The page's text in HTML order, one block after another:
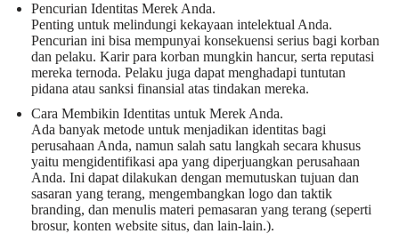
Pencurian Identitas Merek Anda.
Penting untuk melindungi kekayaan intelektual Anda.
Pencurian ini bisa mempunyai konsekuensi serius bagi korban
dan pelaku. Karir para korban mungkin hancur, serta reputasi
mereka ternoda. Pelaku juga dapat menghadapi tuntutan
pidana atau sanksi finansial atas tindakan mereka.
Cara Membikin Identitas untuk Merek Anda.
Ada banyak metode untuk menjadikan identitas bagi
perusahaan Anda, namun salah satu langkah secara khusus
yaitu mengidentifikasi apa yang diperjuangkan perusahaan
Anda. Ini dapat dilakukan dengan memutuskan tujuan dan
sasaran yang terang, mengembangkan logo dan taktik
branding, dan menulis materi pemasaran yang terang (seperti
brosur, konten website situs, dan lain-lain.).